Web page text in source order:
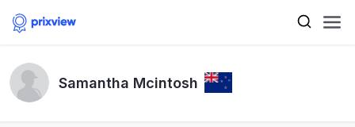
Samantha Mcintosh